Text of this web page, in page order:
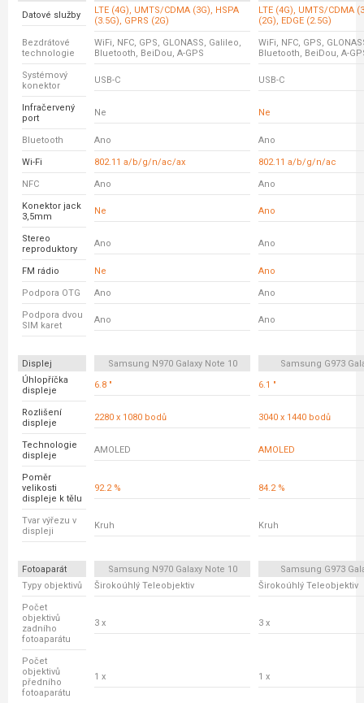
Datové služby
LTE (4G), UMTS/CDMA (3G), HSPA
(3.5G), GPRS (2G)
LTE (4G), UMTS/CDMA
(2G), EDGE (2.5G)
Bezdrátové
technologie
WiFi, NFC, GPS, GLONASS, Galileo,
Bluetooth, BeiDou, A-GPS
WiFi, NFC, GPS,
Bluetooth, BeiDou, A-
Systémový
konektor
USB-C USB-C
Infračervený
port
Ne Ne
Bluetooth Ano Ano
Wi-Fi 802.11 a/b/g/n/ac/ax 802.11 a/b/g/n/ac
NFC Ano Ano
Konektor jack
3,5mm
Ne Ano
Stereo
reproduktory
Ano Ano
FM rádio Ne Ano
Podpora OTG Ano Ano
Podpora dvou
SIM karet
Ano Ano
Displej Samsung N970 Galaxy Note 10
Samsung G973
Úhlopříčka
displeje
6.8 " 6.1 "
Rozlišení
displeje
2280 x 1080 bodů 3040 x 1440 bodů
Technologie
displeje
AMOLED AMOLED
Poměr
velikosti
displeje k tělu
92.2 % 84.2 %
Tvar výřezu v
displeji
Kruh Kruh
Fotoaparát Samsung N970 Galaxy Note 10
Samsung G973
Typy objektivů
Širokoúhlý Teleobjektiv Širokoúhlý Teleobjektiv
Počet
objektivů
zadního
fotoaparátu
3 x 3 x
Počet
objektivů
předního
fotoaparátu
1 x 1 x